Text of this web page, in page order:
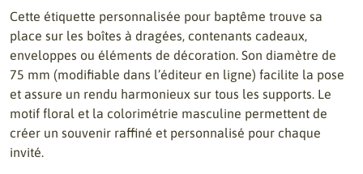
Cette étiquette personnalisée pour baptême trouve sa
place sur les boîtes à dragées, contenants cadeaux,
enveloppes ou éléments de décoration. Son diamètre de
75 mm (modifiable dans l’éditeur en ligne) facilite la pose
et assure un rendu harmonieux sur tous les supports. Le
motif floral et la colorimétrie masculine permettent de
créer un souvenir raffiné et personnalisé pour chaque
invité.